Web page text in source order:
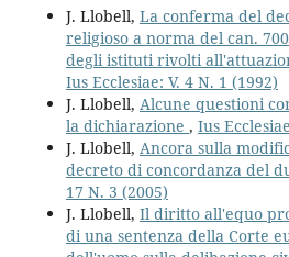
J. Llobell, La conferma del
religioso a norma del can.
degli istituti rivolti
Ius Ecclesiae: V. 4 N. 1 (1992)
J. Llobell, Alcune questioni
la dichiarazione , Ius
J. Llobell, Ancora sulla
decreto di concordanza del
17 N. 3 (2005)
J. Llobell, Il diritto all'equo
di una sentenza della Corte